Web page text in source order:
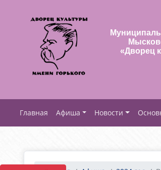
«Дворец
Афиша Новости